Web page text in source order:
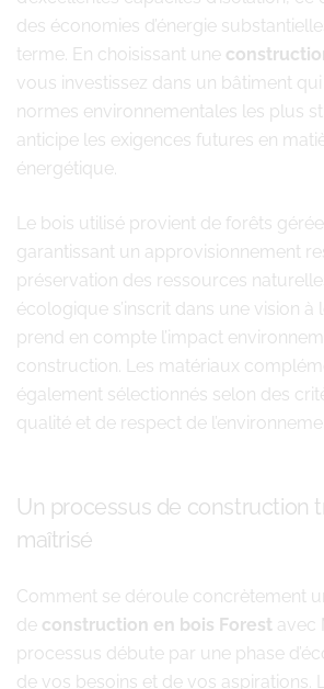
des économies d’énergie
terme. En choisissant une
vous investissez dans un bâtiment
normes environnementales les plus
anticipe les exigences futures en
énergétique.
Le bois utilisé provient de forêts
garantissant un approvisionnement
préservation des ressources
écologique s’inscrit dans une vision à
prend en compte l’impact
construction. Les matériaux
également sélectionnés selon des
qualité et de respect de
Un processus de construction
maîtrisé
Comment se déroule concrètement
de construction en bois Forest avec
processus débute par une phase
de vos besoins et de vos aspirations.